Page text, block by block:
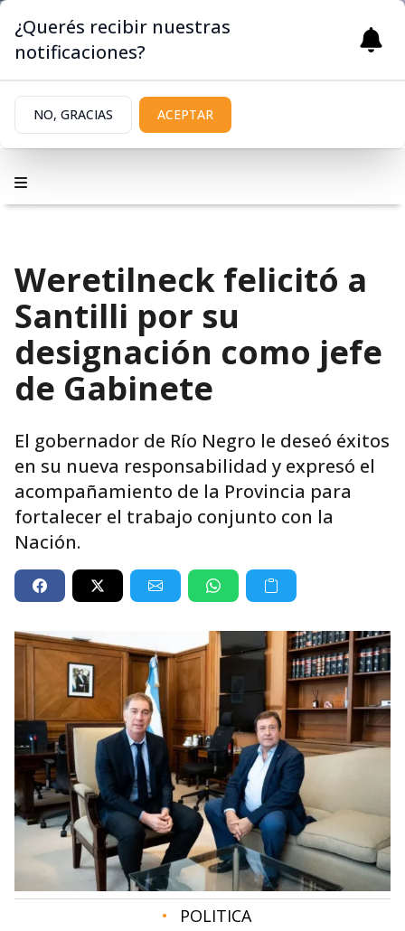
Weretilneck felicitó a
Santilli por su
designación como jefe
de Gabinete
El gobernador de Río Negro le deseó éxitos
en su nueva responsabilidad y expresó el
acompañamiento de la Provincia para
fortalecer el trabajo conjunto con la
Nación.
• POLITICA
¿Querés recibir nuestras
notificaciones?
NO, GRACIAS ACEPTAR